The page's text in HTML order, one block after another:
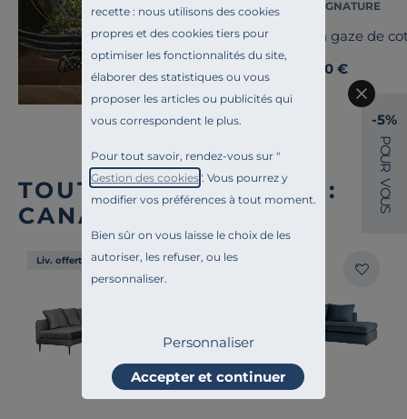
recette : nous utilisons des cookies
propres et des cookies tiers pour
optimiser les fonctionnalités du site,
élaborer des statistiques ou vous
proposer les articles ou publicités qui
vous correspondent le plus.
Pour tout savoir, rendez-vous sur "
Gestion des cookies". Vous pourrez y
modifier vos préférences à tout moment.
Bien sûr on vous laisse le choix de les
autoriser, les refuser, ou les
personnaliser.
Personnaliser
Accepter et continuer
CAMIF SIGNATURE
Coussin gaze de
25,00 €
TOUTE NOTRE OFFRE :
CANAPÉS D'ANGLE
Liv. offerte Liv. offerte
-5%
P
O
U
R
V
O
U
S